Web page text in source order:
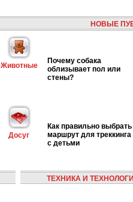
НОВЫЕ
Животные
Почему собака
облизывает пол или
стены?
Досуг
Как правильно выбрать
маршрут для треккинга
с детьми
ТЕХНИКА И